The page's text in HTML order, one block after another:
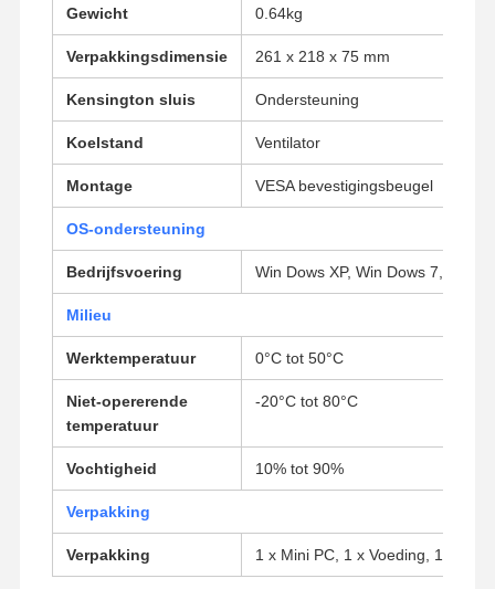
Core Mini PC
Office Mini PC
Industrieel moederbord
Gewicht 0.64kg
Verpakkingsdimensie 261 x 218 x 75 mm
Kensington sluis Ondersteuning
Koelstand Ventilator
Montage VESA bevestigingsbeugel
OS-ondersteuning
Bedrijfsvoering Win Dows XP, Win Dows 7, Win
Milieu
Werktemperatuur 0°C tot 50°C
Niet-opererende
temperatuur
-20°C tot 80°C
Vochtigheid 10% tot 90%
Verpakking
Verpakking 1 x Mini PC, 1 x Voeding, 1 x